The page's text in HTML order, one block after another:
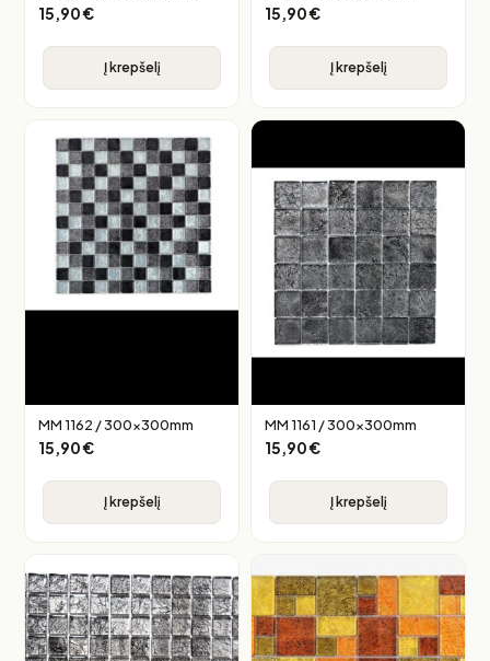
15,90€
Į krepšelį
15,90€
Į krepšelį
MM 1162 / 300x300mm
15,90€
Į krepšelį
MM 1161 / 300x300mm
15,90€
Į krepšelį